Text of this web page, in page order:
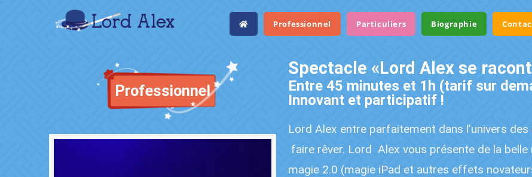
Professionnel Particuliers Biographie
Professionnel
Spectacle «Lord Alex se
Entre 45 minutes et 1h (tarif sur
Innovant et participatif !
Lord Alex entre parfaitement dans l’univers
faire rêver. Lord Alex vous présente de la
magie 2.0 (magie iPad et autres effets